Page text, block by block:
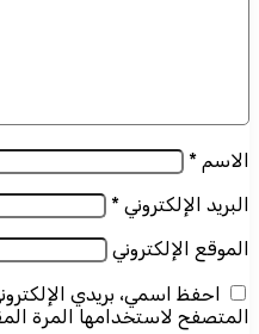
الاسم *
البريد الإلكتروني *
الموقع الإلكتروني
احفظ اسمي، بريدي
المتصفح لاستخدامها المرة